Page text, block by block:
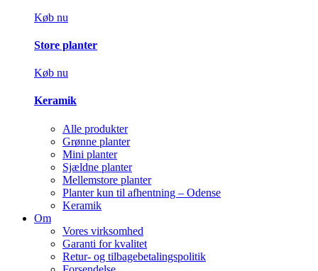
Køb nu
Store planter
Køb nu
Keramik
Alle produkter
Grønne planter
Mini planter
Sjældne planter
Mellemstore planter
Planter kun til afhentning – Odense
Keramik
Om
Vores virksomhed
Garanti for kvalitet
Retur- og tilbagebetalingspolitik